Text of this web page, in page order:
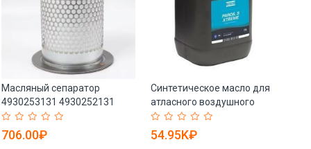
Масляный сепаратор
4930253131 4930252131
3221117305 4930255271 для
фильтра Mann Filter (арт. 25-
706.00₽
Синтетическое масло для
атласного воздушного
компрессора 1630018000
54.95K₽